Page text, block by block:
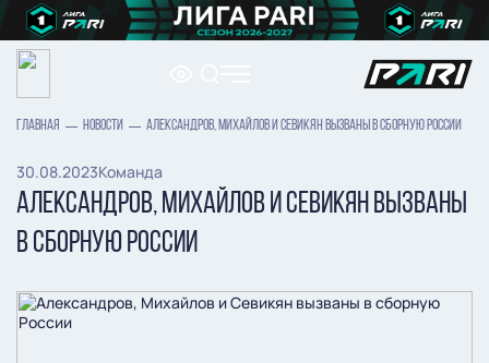
ГЛАВНАЯ НОВОСТИ АЛЕКСАНДРОВ, МИХАЙЛОВ И СЕВИКЯН ВЫЗВАНЫ В СБОРНУЮ РОССИИ
30.08.2023Команда
АЛЕКСАНДРОВ, МИХАЙЛОВ И СЕВИКЯН ВЫЗВАНЫ
В СБОРНУЮ РОССИИ